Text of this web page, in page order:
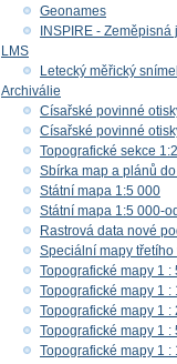
Geonames
INSPIRE -
LMS
Letecký měřický
Archiválie
Císařské povinné
Císařské povinné
Topografické sekce
Sbírka map a plánů
Státní mapa 1:5 000
Státní mapa 1:5 000-
Rastrová data nové
Speciální mapy
Topografické mapy 1 :
Topografické mapy 1 :
Topografické mapy 1 :
Topografické mapy 1 :
Topografické mapy 1